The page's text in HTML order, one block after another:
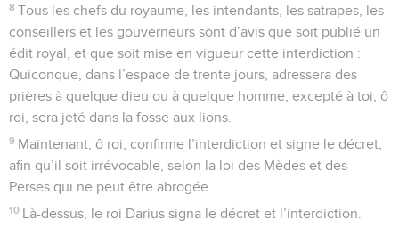
8 Tous les chefs du royaume, les intendants, les satrapes, les
conseillers et les gouverneurs sont d’avis que soit publié un
édit royal, et que soit mise en vigueur cette interdiction :
Quiconque, dans l’espace de trente jours, adressera des
prières à quelque dieu ou à quelque homme, excepté à toi, ô
roi, sera jeté dans la fosse aux lions.
9 Maintenant, ô roi, confirme l’interdiction et signe le décret,
afin qu’il soit irrévocable, selon la loi des Mèdes et des
Perses qui ne peut être abrogée.
10 Là-dessus, le roi Darius signa le décret et l’interdiction.